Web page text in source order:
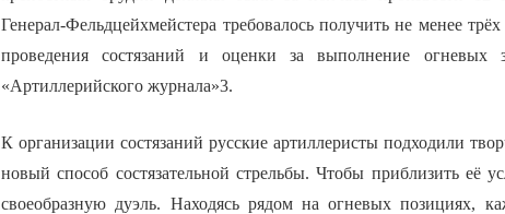
Генерал-Фельдцейхмейстера требовалось получить не менее
проведения состязаний и оценки за выполнение огневых
«Артиллерийского журнала»3.
К организации состязаний русские артиллеристы подходили
новый способ состязательной стрельбы. Чтобы приблизить её
своеобразную дуэль. Находясь рядом на огневых позициях,